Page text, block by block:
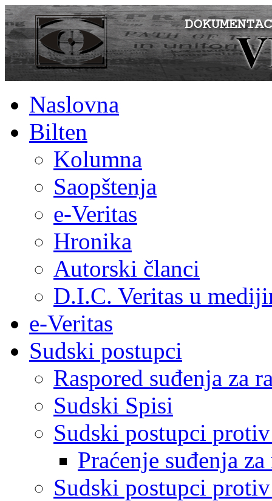
Naslovna
Bilten
Kolumna
Saopštenja
e-Veritas
Hronika
Autorski članci
D.I.C. Veritas u
e-Veritas
Sudski postupci
Raspored suđenja za
Sudski Spisi
Sudski postupci
Praćenje suđenja
Sudski postupci